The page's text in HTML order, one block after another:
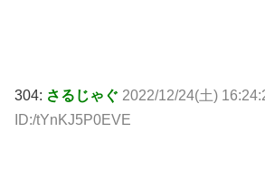
304: さるじゃぐ 2022/12/24(土)
ID:/tYnKJ5P0EVE